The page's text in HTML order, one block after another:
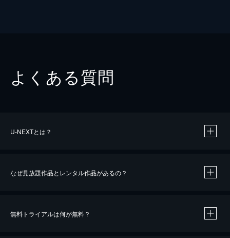
よくある質問
U-NEXTとは？
なぜ見放題作品とレンタル作品があるの？
無料トライアルは何が無料？